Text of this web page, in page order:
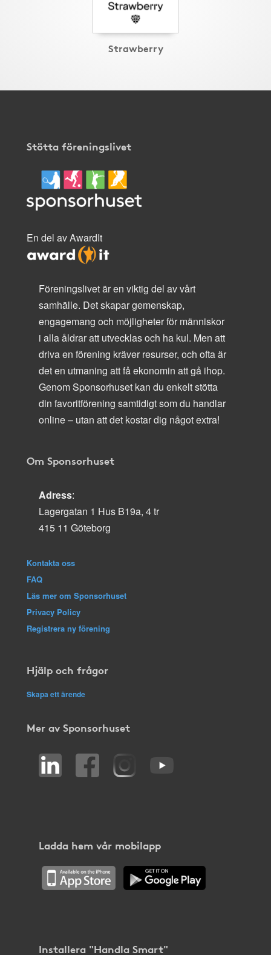
Strawberry
Stötta föreningslivet
En del av AwardIt
Föreningslivet är en viktig del av vårt
samhälle. Det skapar gemenskap,
engagemang och möjligheter för människor
i alla åldrar att utvecklas och ha kul. Men att
driva en förening kräver resurser, och ofta är
det en utmaning att få ekonomin att gå ihop.
Genom Sponsorhuset kan du enkelt stötta
din favoritförening samtidigt som du handlar
online – utan att det kostar dig något extra!
Om Sponsorhuset
Adress:
Lagergatan 1 Hus B19a, 4 tr
415 11 Göteborg
Kontakta oss
FAQ
Läs mer om Sponsorhuset
Privacy Policy
Registrera ny förening
Hjälp och frågor
Skapa ett ärende
Mer av Sponsorhuset
Ladda hem vår mobilapp
Installera "Handla Smart"